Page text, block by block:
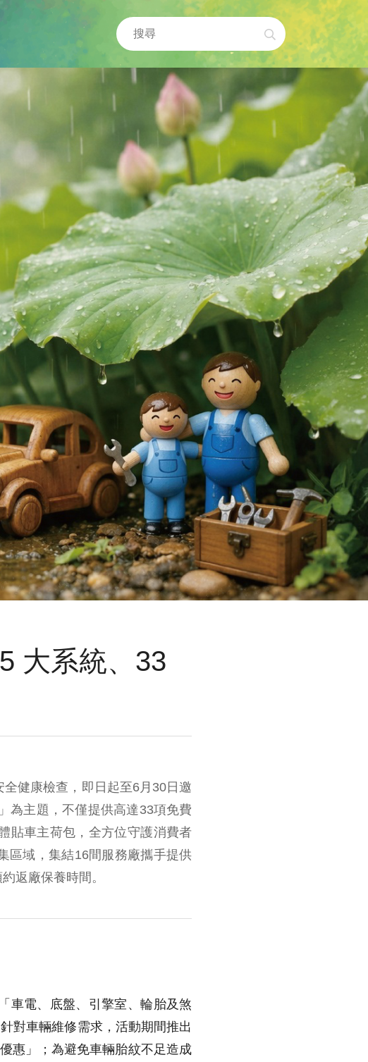
大系統、33
健康檢查，即日起至6月30日邀
為主題，不僅提供高達33項免費
貼車主荷包，全方位守護消費者
區域，集結16間服務廠攜手提供
返廠保養時間。
車電、底盤、引擎室、輪胎及煞
對車輛維修需求，活動期間推出
惠」；為避免車輛胎紋不足造成